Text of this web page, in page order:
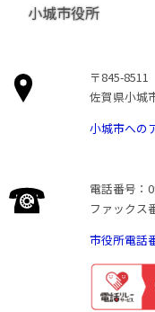
小城市役所
〒845-8511
佐賀県小城
小城市への
電話番号：
ファックス
市役所電話